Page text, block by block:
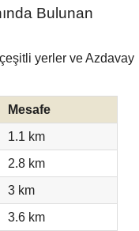
Bulunan
yerler ve Azdavay
Mesafe
1.1 km
2.8 km
3 km
3.6 km